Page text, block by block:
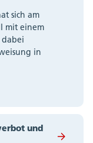
sich am
mit einem
in
und